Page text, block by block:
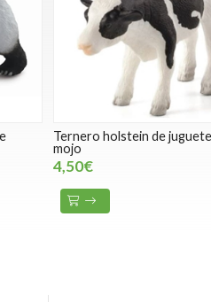
Ternero holstein de juguete
mojo
4,50€